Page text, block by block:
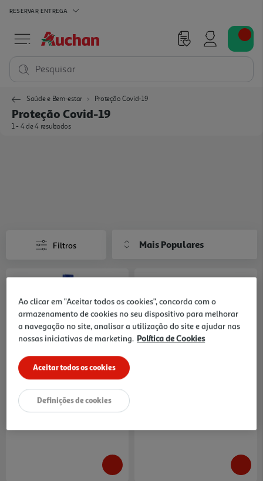
RESERVAR ENTREGA
Pesquisar
Saúde e Bem-estar Proteção Covid-19
Proteção Covid-19
1 - 4 de 4 resultados
Filtros Mais Populares
4.7 (37)
Volume 250ml
3.8 €/Lt
0,95 €
Teste Rápido Fluorecare Covid
Ao clicar em "Aceitar todos os cookies", concorda com o
armazenamento de cookies no seu dispositivo para melhorar
a navegação no site, analisar a utilização do site e ajudar nas
nossas iniciativas de marketing. Política de Cookies
Aceitar todos os cookies
Definições de cookies